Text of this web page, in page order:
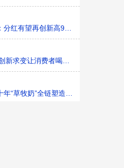
红有望再创新高9%利润率目标不变
新求变让消费者喝上奶、喝好奶、喝
“草牧奶”全链塑造有机新矩阵